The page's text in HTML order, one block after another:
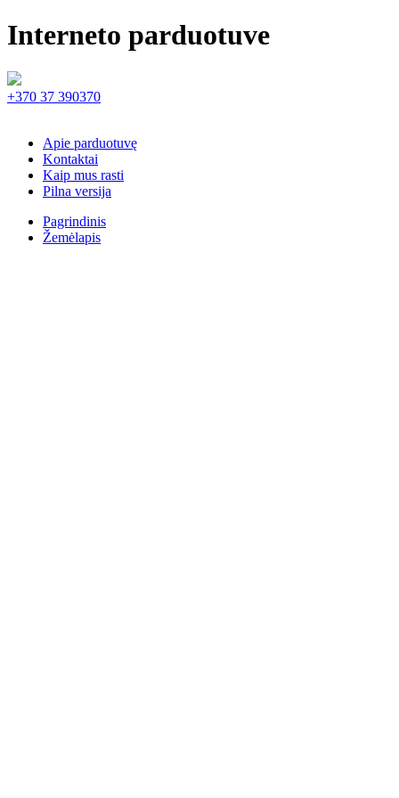
Interneto parduotuve
+370 37 390370
Apie parduotuvę
Kontaktai
Kaip mus rasti
Pilna versija
Pagrindinis
Žemėlapis